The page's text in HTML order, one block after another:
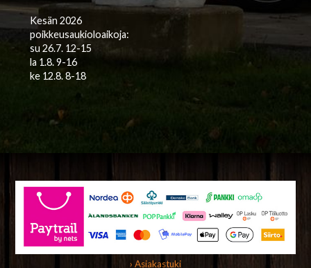
Kesän 2026
poikkeusaukioloaikoja:
su 26.7. 12-15
la 1.8. 9-16
ke 12.8. 8-18
› Asiakastuki